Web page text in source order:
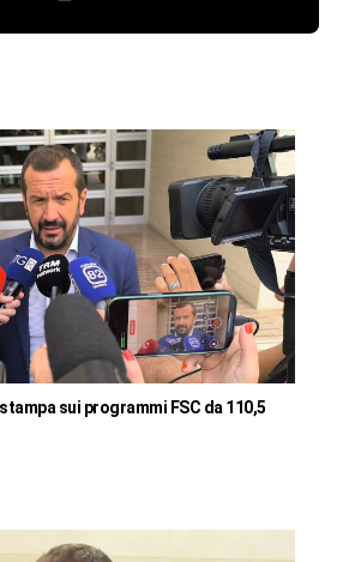
sui programmi FSC da 110,5